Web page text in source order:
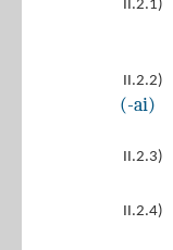
II.2.1)
II.2.2)
(-ai)
II.2.3)
II.2.4)